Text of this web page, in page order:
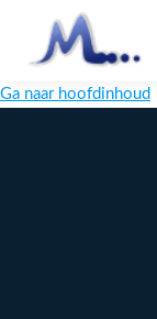
Ga naar hoofdinhoud